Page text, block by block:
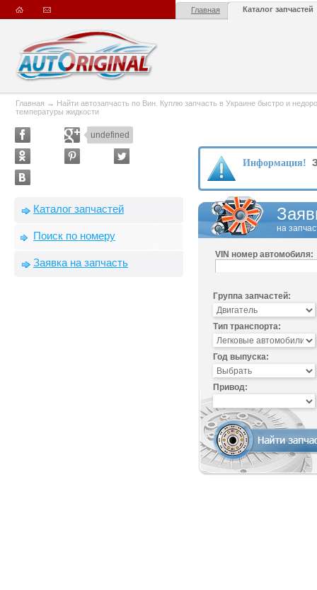
Главная Каталог запчастей
Главная → Найти автозапчасть по Вин. Куплю запчасть в Украине быстро и
температуры жидкости
undefined
Каталог запчастей
Поиск по номеру
Заявка на запчасть
Информация!
на
VIN номер автомобиля:
Группа запчастей:
Тип транспорта:
Год выпуска:
Привод: